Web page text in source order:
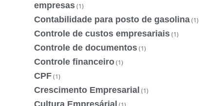
empresas(1)
Contabilidade para posto de gasolina(1)
Controle de custos empresariais(1)
Controle de documentos(1)
Controle financeiro(1)
CPF(1)
Crescimento Empresarial (1)
Cultura Empresárial